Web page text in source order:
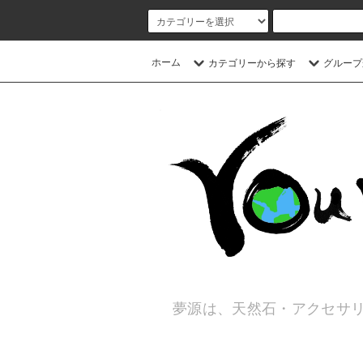
ホーム カテゴリーから探す グルー
夢源は、天然石・アクセサ